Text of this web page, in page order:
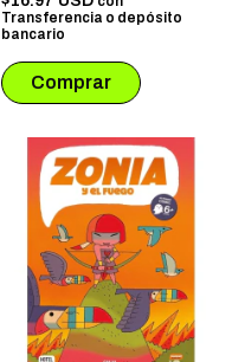
Transferencia o depósito
bancario